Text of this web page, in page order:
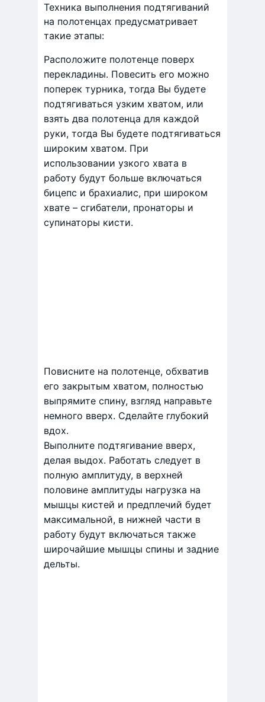
Техника выполнения подтягиваний
на полотенцах предусматривает
такие этапы:
Расположите полотенце поверх
перекладины. Повесить его можно
поперек турника, тогда Вы будете
подтягиваться узким хватом, или
взять два полотенца для каждой
руки, тогда Вы будете подтягиваться
широким хватом. При
использовании узкого хвата в
работу будут больше включаться
бицепс и брахиалис, при широком
хвате – сгибатели, пронаторы и
супинаторы кисти.
Повисните на полотенце, обхватив
его закрытым хватом, полностью
выпрямите спину, взгляд направьте
немного вверх. Сделайте глубокий
вдох.
Выполните подтягивание вверх,
делая выдох. Работать следует в
полную амплитуду, в верхней
половине амплитуды нагрузка на
мышцы кистей и предплечий будет
максимальной, в нижней части в
работу будут включаться также
широчайшие мышцы спины и задние
дельты.